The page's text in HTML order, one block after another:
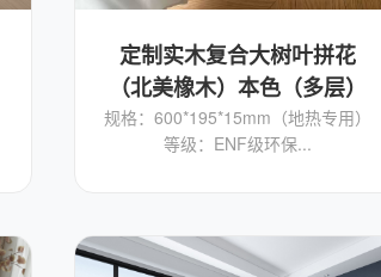
定制实木复合大树叶拼花
（北美橡木）本色（多层）
规格：600*195*15mm（地热专用）
等级：ENF级环保...